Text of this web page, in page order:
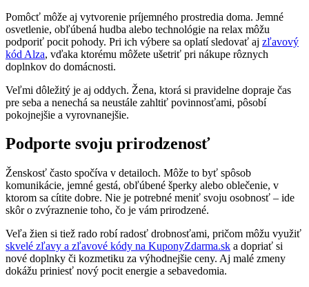
Pomôcť môže aj vytvorenie príjemného prostredia doma. Jemné
osvetlenie, obľúbená hudba alebo technológie na relax môžu
podporiť pocit pohody. Pri ich výbere sa oplatí sledovať aj zľavový
kód Alza, vďaka ktorému môžete ušetriť pri nákupe rôznych
doplnkov do domácnosti.
Veľmi dôležitý je aj oddych. Žena, ktorá si pravidelne dopraje čas
pre seba a nenechá sa neustále zahltiť povinnosťami, pôsobí
pokojnejšie a vyrovnanejšie.
Podporte svoju prirodzenosť
Ženskosť často spočíva v detailoch. Môže to byť spôsob
komunikácie, jemné gestá, obľúbené šperky alebo oblečenie, v
ktorom sa cítite dobre. Nie je potrebné meniť svoju osobnosť – ide
skôr o zvýraznenie toho, čo je vám prirodzené.
Veľa žien si tiež rado robí radosť drobnosťami, pričom môžu využiť
skvelé zľavy a zľavové kódy na KuponyZdarma.sk a dopriať si
nové doplnky či kozmetiku za výhodnejšie ceny. Aj malé zmeny
dokážu priniesť nový pocit energie a sebavedomia.